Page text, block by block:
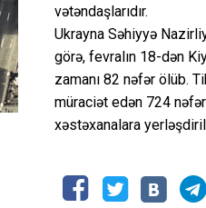
vətəndaşlarıdır.
Ukrayna Səhiyyə
görə, fevralın 18-dən
zamanı 82 nəfər ölüb.
müraciət edən 724
xəstəxanalara